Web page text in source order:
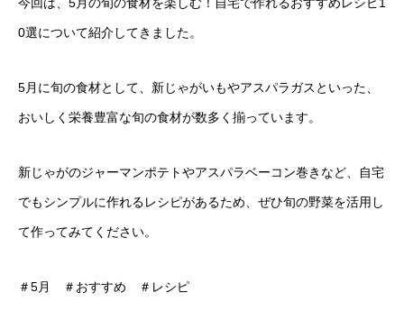
0選について紹介してきました。
5月に旬の食材として、新じゃがいもやアスパラガスといった、
おいしく栄養豊富な旬の食材が数多く揃っています。
新じゃがのジャーマンポテトやアスパラベーコン巻きなど、自宅
でもシンプルに作れるレシピがあるため、ぜひ旬の野菜を活用し
て作ってみてください。
＃5月 ＃おすすめ ＃レシピ